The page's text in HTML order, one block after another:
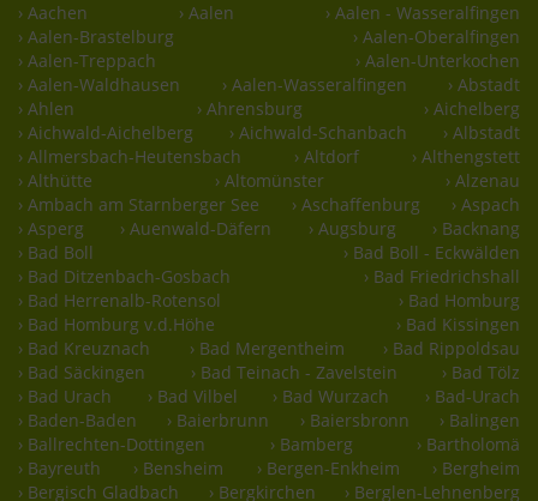
› Aachen › Aalen
› Aalen - Wasseralfingen
› Aalen-Brastelburg
› Aalen-Oberalfingen
› Aalen-Treppach
› Aalen-Unterkochen
› Aalen-Waldhausen
› Aalen-Wasseralfingen
› Abstadt
› Ahlen
› Ahrensburg
› Aichelberg
› Aichwald-Aichelberg
› Aichwald-Schanbach
› Albstadt
› Allmersbach-Heutensbach
› Altdorf
› Althengstett
› Althütte
› Altomünster
› Alzenau
› Ambach am Starnberger See
› Aschaffenburg
› Aspach
› Asperg
› Auenwald-Däfern › Augsburg
› Backnang
› Bad Boll
› Bad Boll - Eckwälden
› Bad Ditzenbach-Gosbach
› Bad Friedrichshall
› Bad Herrenalb-Rotensol
› Bad Homburg
› Bad Homburg v.d.Höhe
› Bad Kissingen
› Bad Kreuznach
› Bad Mergentheim
› Bad Rippoldsau
› Bad Säckingen
› Bad Teinach - Zavelstein
› Bad Tölz
› Bad Urach
› Bad Vilbel › Bad Wurzach
› Bad-Urach
› Baden-Baden
› Baierbrunn › Baiersbronn
› Balingen
› Ballrechten-Dottingen
› Bamberg
› Bartholomä
› Bayreuth
› Bensheim › Bergen-Enkheim
› Bergheim
› Bergisch Gladbach
› Bergkirchen › Berglen-Lehnenberg